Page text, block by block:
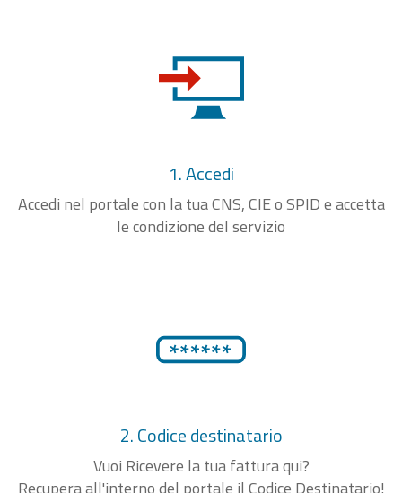
1. Accedi
Accedi nel portale con la tua CNS, CIE o SPID e accetta
le condizione del servizio
2. Codice destinatario
Vuoi Ricevere la tua fattura qui?
Recupera all'interno del portale il Codice Destinatario!